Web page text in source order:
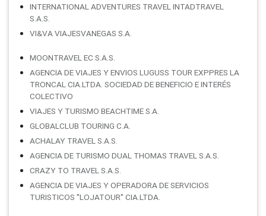
INTERNATIONAL ADVENTURES TRAVEL INTADTRAVEL
S.A.S.
VI&VA VIAJESVANEGAS S.A.
MOONTRAVEL EC S.A.S.
AGENCIA DE VIAJES Y ENVIOS LUGUSS TOUR EXPPRES LA
TRONCAL CIA.LTDA. SOCIEDAD DE BENEFICIO E INTERÉS
COLECTIVO
VIAJES Y TURISMO BEACHTIME S.A.
GLOBALCLUB TOURING C.A.
ACHALAY TRAVEL S.A.S.
AGENCIA DE TURISMO DUAL THOMAS TRAVEL S.A.S.
CRAZY TO TRAVEL S.A.S.
AGENCIA DE VIAJES Y OPERADORA DE SERVICIOS
TURISTICOS ''LOJATOUR'' CIA.LTDA.